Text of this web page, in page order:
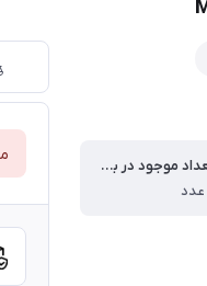
تعداد موجود در بسته